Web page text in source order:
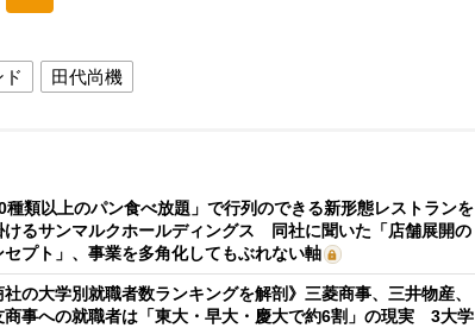
ド 田代尚機
種類以上のパン食べ放題」で行列のできる新形態レストランを
けるサンマルクホールディングス 同社に聞いた「店舗展開の
セプト」、事業を多角化してもぶれない軸
社の大学別就職者数ランキングを解剖》三菱商事、三井物産、
商事への就職者は「東大・早大・慶大で約6割」の現実 3大学